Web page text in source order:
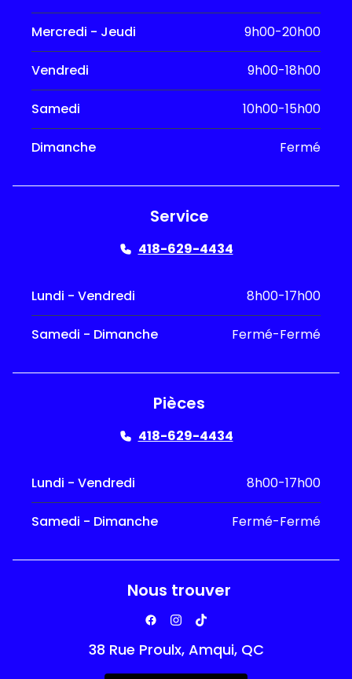
Mercredi - Jeudi 9h00-20h00
Vendredi 9h00-18h00
Samedi 10h00-15h00
Dimanche Fermé
Service
418-629-4434
Lundi - Vendredi 8h00-17h00
Samedi - Dimanche Fermé-Fermé
Pièces
418-629-4434
Lundi - Vendredi 8h00-17h00
Samedi - Dimanche Fermé-Fermé
Nous trouver
38 Rue Proulx, Amqui, QC